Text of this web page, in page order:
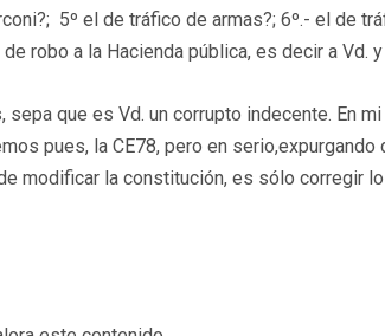
5º el de tráfico de armas?; 6º.- el de
robo a la Hacienda pública, es decir a Vd. y
que es Vd. un corrupto indecente. En
pues, la CE78, pero en
modificar la constitución, es sólo corregir